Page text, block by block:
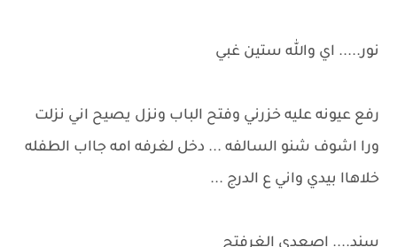
نور..... اي والله ستين غبي
رفع عيونه عليه خزرني وفتح الباب ونزل يصيح اني نزلت
ورا اشوف شنو السالفه ... دخل لغرفه امه جااب الطفله
خلاهاا بيدي واني ع الدرج ...
سند.... اصعدي الغرفتج